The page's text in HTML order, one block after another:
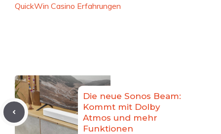
QuickWin Casino Erfahrungen
Die neue Sonos Beam:
Kommt mit Dolby
Atmos und mehr
Funktionen